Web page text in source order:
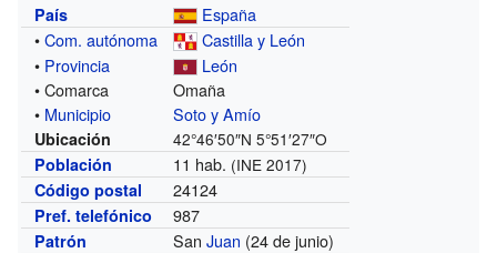
País
España
•Com. autónoma
Castilla y León
• Provincia
León
• Comarca
Omaña
• Municipio Soto y Amío
Ubicación 42°46′50″N 5°51′27″O
Población
11 hab. (INE 2017)
Código postal
24124
Pref. telefónico 987
Patrón SanJuan (24 de junio)